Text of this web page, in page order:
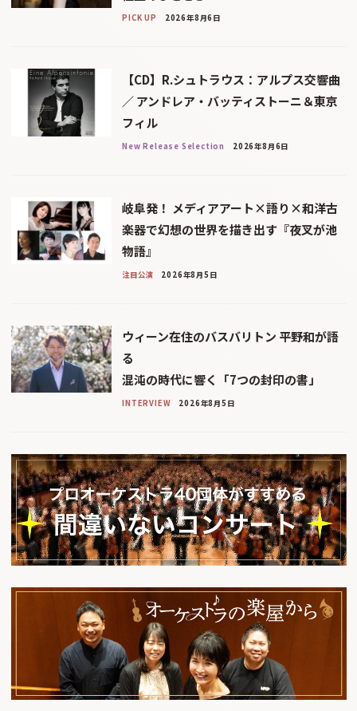
PICK UP 2026年8月6日
【CD】R.シュトラウス：アルプス交響曲
／ アンドレア・バッティストーニ＆東京
フィル
New Release Selection 2026年8月6日
岐阜発！ メディアアート×語り×和洋古
楽器で幻想の世界を描き出す『夜叉が池
物語』
注目公演 2026年8月5日
ウィーン在住のバスバリトン 平野和が語
る
混沌の時代に響く「7つの封印の書」
INTERVIEW 2026年8月5日